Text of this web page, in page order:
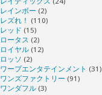
レインボー (2)
レズれ！ (110)
レッド (15)
ロータス (2)
ロイヤル (12)
ロッソ (2)
ワープエンタテインメント (31)
ワンズファクトリー (91)
ワンダフル (3)